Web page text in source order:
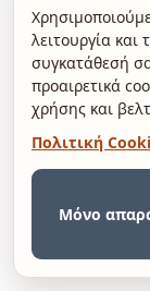
λειτουργία
συγκατάθεσή
προαιρετικά
χρήσης και
Πολιτική
Μόνο